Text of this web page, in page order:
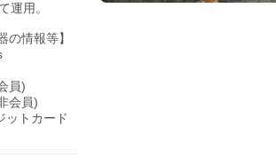
運用。
情報等】
員)
会員)
ットカード